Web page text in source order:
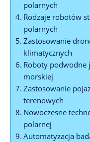
polarnych
Rodzaje robotów
polarnych
Zastosowanie
klimatycznych
Roboty​ podwodne
morskiej
Zastosowanie
terenowych
Nowoczesne
polarnej
Automatyzacja